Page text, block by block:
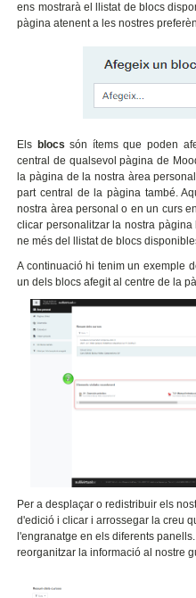
ens mostrarà el llistat de blocs
pàgina atenent a les nostres
Els blocs són ítems que poden
central de qualsevol pàgina de
la pàgina de la nostra àrea
part central de la pàgina també.
nostra àrea personal o en un curs
clicar personalitzar la nostra
ne més del llistat de blocs
A continuació hi tenim un exemple
un dels blocs afegit al centre de la
Per a desplaçar o redistribuir els
d'edició i clicar i arrossegar la creu
l'engranatge en els diferents
reorganitzar la informació al nostre